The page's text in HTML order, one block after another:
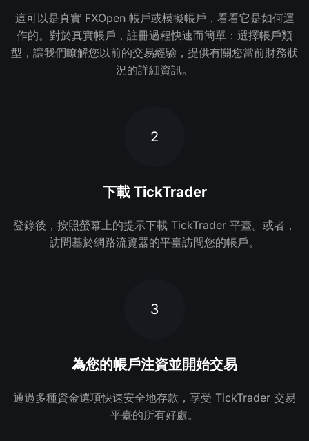
這可以是真實 FXOpen 帳戶或模擬帳戶，看看它是如何運
作的。對於真實帳戶，註冊過程快速而簡單：選擇帳戶類
型，讓我們瞭解您以前的交易經驗，提供有關您當前財務狀
況的詳細資訊。
2
下載 TickTrader
登錄後，按照螢幕上的提示下載 TickTrader 平臺。或者，
訪問基於網路流覽器的平臺訪問您的帳戶。
3
為您的帳戶注資並開始交易
通過多種資金選項快速安全地存款，享受 TickTrader 交易
平臺的所有好處。